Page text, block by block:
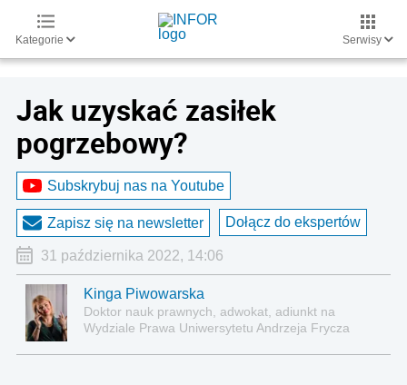
Kategorie Serwisy
Jak uzyskać zasiłek
pogrzebowy?
Subskrybuj nas na Youtube
Zapisz się na newsletter Dołącz do ekspertów
31 października 2022, 14:06
Kinga Piwowarska
Doktor nauk prawnych, adwokat, adiunkt na
Wydziale Prawa Uniwersytetu Andrzeja Frycza